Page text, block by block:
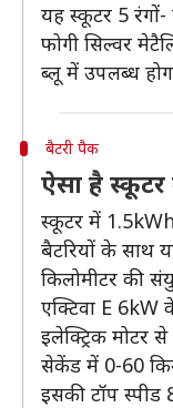
यह स्कूटर 5 रंगों-
फोगी सिल्वर
ब्लू में उपलब्ध
बैटरी पैक
ऐसा है
स्कूटर में
बैटरियों के साथ
किलोमीटर की
एक्टिवा E
इलेक्ट्रिक मोटर
सेकेंड में 0-60
इसकी टॉप स्पीड